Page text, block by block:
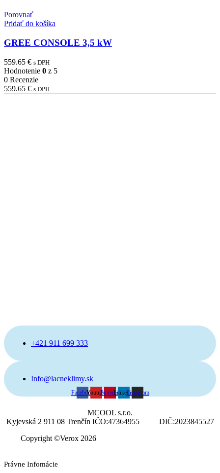
Porovnať
Pridať do košíka
GREE CONSOLE 3,5 kW
559.65 € s DPH
Hodnotenie 0 z 5
0 Recenzie
559.65 € s DPH
+421 911 699 333
Info@lacneklimy.sk
FacebookYoutubePinterestLinkedinInstagram
MCOOL s.r.o.
Kyjevská 2 911 08 Trenčín IČO:47364955 DIČ:2023845527
Copyright ©Verox 2026
Právne Infomácie